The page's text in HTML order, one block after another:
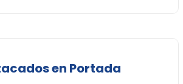
en Portada